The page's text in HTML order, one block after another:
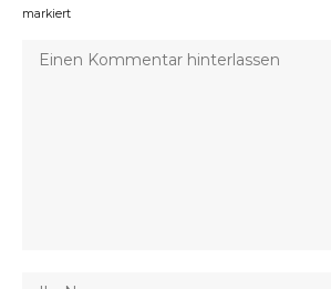
markiert